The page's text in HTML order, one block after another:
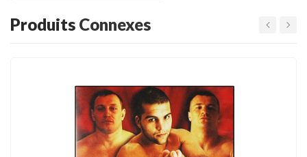
Produits Connexes